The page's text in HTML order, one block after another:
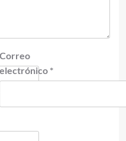
Correo
electrónico *